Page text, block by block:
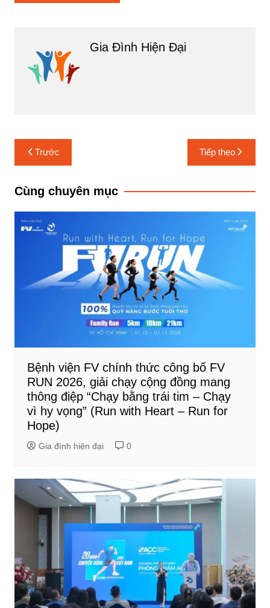
Gia Đình Hiện Đại
Điều
hướng
bài
Trước Tiếp theo
Cùng chuyên mục
Bệnh viện FV chính thức công bố FV
RUN 2026, giải chạy cộng đồng mang
thông điệp “Chạy bằng trái tim – Chạy
vì hy vọng” (Run with Heart – Run for
Hope)
Gia đình hiện đại 0